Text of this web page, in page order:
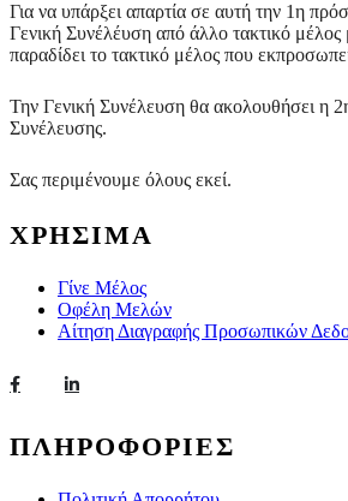
Για να υπάρξει απαρτία σε αυτή την 1η
Γενική Συνέλέυση από άλλο τακτικό
παραδίδει το τακτικό μέλος που
Την Γενική Συνέλευση θα ακολουθήσει η
Συνέλευσης.
Σας περιμένουμε όλους εκεί.
ΧΡΗΣΙΜΑ
Γίνε Μέλος
Οφέλη Μελών
Αίτηση Διαγραφής Προσωπικών
ΠΛΗΡΟΦΟΡΙΕΣ